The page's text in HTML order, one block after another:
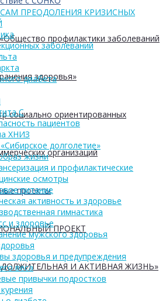
профилактики заболеваний
здоровья»
социально ориентированных
организаций
проекты
ПРОЕКТ
И АКТИВНАЯ ЖИЗНЬ»
ПРЕОДОЛЕНИЯ КРИЗИСНЫХ
заболеваний
диабета
С
пациентов
ХНИЗ
долголетие»
жизни
и профилактические
осмотры
питание
активность и здоровье
гимнастика
и здоровье
мужского здоровья
здоровья и предупреждения
веса
привычки подростков